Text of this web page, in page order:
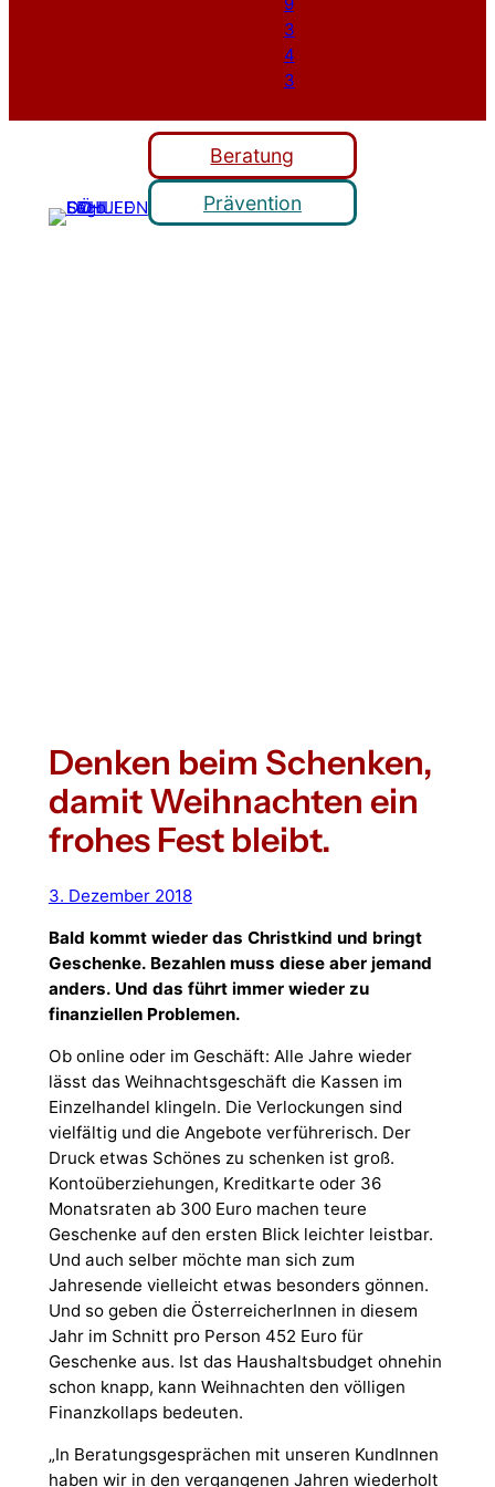
Beratung
Prävention
Denken beim Schenken,
damit Weihnachten ein
frohes Fest bleibt.
3. Dezember 2018
Bald kommt wieder das Christkind und bringt
Geschenke. Bezahlen muss diese aber jemand
anders. Und das führt immer wieder zu
finanziellen Problemen.
Ob online oder im Geschäft: Alle Jahre wieder
lässt das Weihnachtsgeschäft die Kassen im
Einzelhandel klingeln. Die Verlockungen sind
vielfältig und die Angebote verführerisch. Der
Druck etwas Schönes zu schenken ist groß.
Kontoüberziehungen, Kreditkarte oder 36
Monatsraten ab 300 Euro machen teure
Geschenke auf den ersten Blick leichter leistbar.
Und auch selber möchte man sich zum
Jahresende vielleicht etwas besonders gönnen.
Und so geben die ÖsterreicherInnen in diesem
Jahr im Schnitt pro Person 452 Euro für
Geschenke aus. Ist das Haushaltsbudget ohnehin
schon knapp, kann Weihnachten den völligen
Finanzkollaps bedeuten.
„In Beratungsgesprächen mit unseren KundInnen
haben wir in den vergangenen Jahren wiederholt